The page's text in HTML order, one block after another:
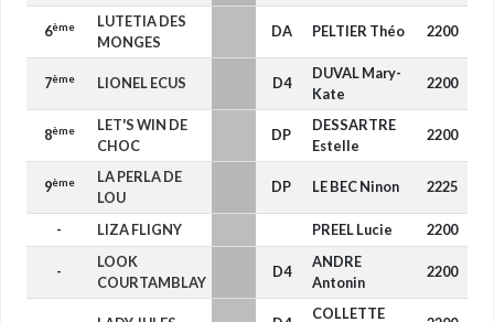
6ème
LUTETIA DES
MONGES
DA PELTIER Théo 2200
7ème LIONEL ECUS D4
DUVAL Mary-
Kate
2200
8ème
LET'S WIN DE
CHOC
DP
DESSARTRE
Estelle
2200
9ème
LA PERLA DE
LOU
DP LE BEC Ninon 2225
- LIZA FLIGNY PREEL Lucie 2200
-
LOOK
COURTAMBLAY
D4
ANDRE
Antonin
2200
COLLETTE